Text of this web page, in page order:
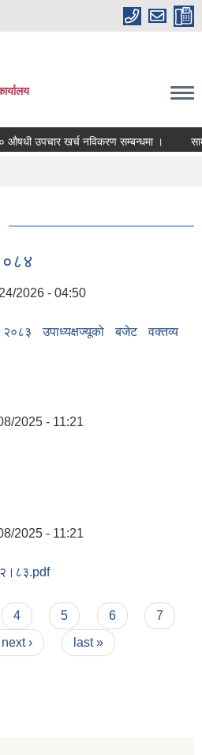
उपचार खर्च नविकरण सम्बन्धमा ।
2026 - 04:50
उपाध्यक्षज्यूको बजेट वक्तव्य
2025 - 11:21
2025 - 11:21
4 5 6
7
next › last »